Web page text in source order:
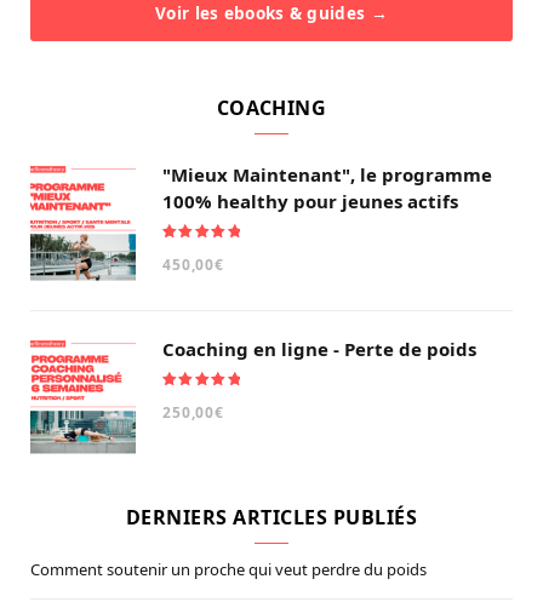
Voir les ebooks & guides →
COACHING
"Mieux Maintenant", le programme
100% healthy pour jeunes actifs
sur 5
450,00€
Coaching en ligne - Perte de poids
sur 5
250,00€
DERNIERS ARTICLES PUBLIÉS
Comment soutenir un proche qui veut perdre du poids